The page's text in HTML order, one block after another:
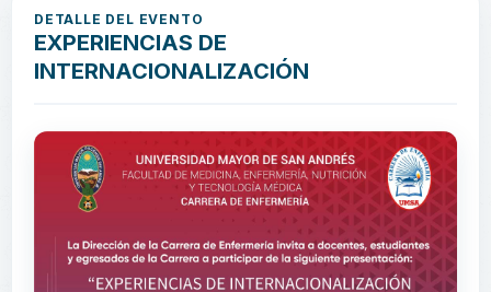
DETALLE DEL EVENTO
EXPERIENCIAS DE
INTERNACIONALIZACIÓN